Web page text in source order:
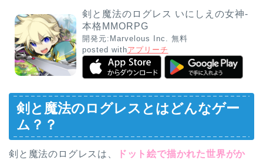
剣と魔法のログレス いにしえの女神-
本格MMORPG
開発元: Marvelous Inc. 無料
posted withアプリーチ
剣と魔法のログレスとはどんなゲー
ム？？
剣と魔法のログレスは、
ドット絵で描かれた世界がか